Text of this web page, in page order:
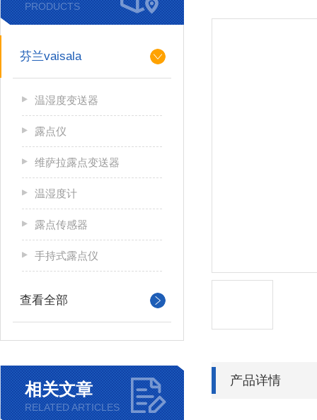
PRODUCTS
芬兰vaisala
温湿度变送器
露点仪
维萨拉露点变送器
温湿度计
露点传感器
手持式露点仪
查看全部
相关文章
RELATED ARTICLES
产品详情